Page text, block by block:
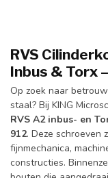
RVS
Inbus & Torx
Op zoek naar
staal? Bij KING
RVS A2 inbus- en
912. Deze schroeven
fijnmechanica,
constructies.